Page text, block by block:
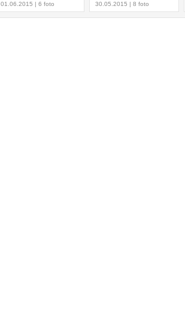
01.06.2015 | 6 foto 30.05.2015 | 8 foto